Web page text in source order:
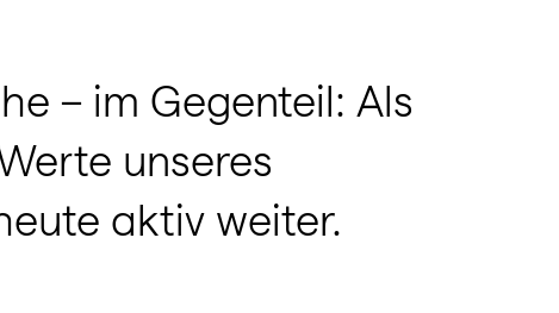
– im Gegenteil: Als
unseres
aktiv weiter.